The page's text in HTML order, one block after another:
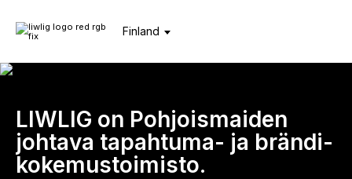
Finland
LIWLIG on Pohjois­maiden
johtava tapahtuma- ja brändi­
kokemus­toimisto.